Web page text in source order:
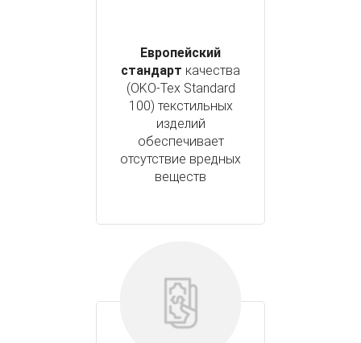
Европейский
стандарт качества
(OKO-Tex Standard
100) текстильных
изделий
обеспечивает
отсутствие вредных
веществ